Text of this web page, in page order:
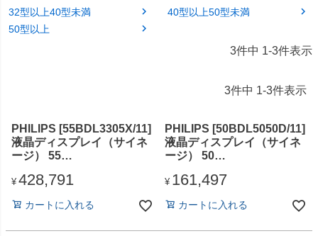
32型以上40型未満
40型以上50型未満
50型以上
3件中 1-3件表示
3件中 1-3件表示
PHILIPS [55BDL3305X/11]
液晶ディスプレイ（サイネ
ージ） 55
HDMI、D-sub、
ーカー：あり/ビデオウォー
¥ 428,791
カートに入れる
PHILIPS [50BDL5050D/11]
液晶ディスプレイ（サイネ
ージ） 50
DisplayPort、USBタイプ
り/Android/4K/Wi-Fi
¥ 161,497
カートに入れる